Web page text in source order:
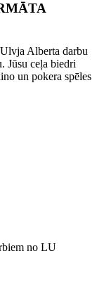
Alberta darbu
Jūsu ceļa biedri
un pokera spēles
no LU